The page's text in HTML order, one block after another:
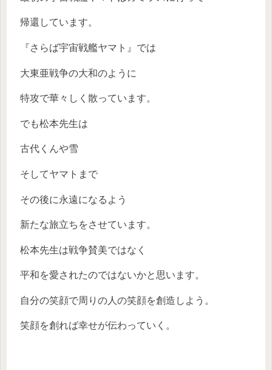
帰還しています。
『さらば宇宙戦艦ヤマト』では
大東亜戦争の大和のように
特攻で華々しく散っています。
でも松本先生は
古代くんや雪
そしてヤマトまで
その後に永遠になるよう
新たな旅立ちをさせています。
松本先生は戦争賛美ではなく
平和を愛されたのではないかと思います。
自分の笑顔で周りの人の笑顔を創造しよう。
笑顔を創れば幸せが伝わっていく。